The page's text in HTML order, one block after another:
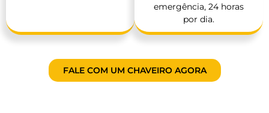
emergência, 24 horas
por dia.
FALE COM UM CHAVEIRO AGORA